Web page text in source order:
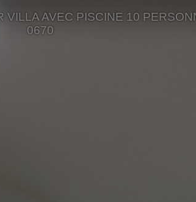
VILLA AVEC PISCINE 10
0670